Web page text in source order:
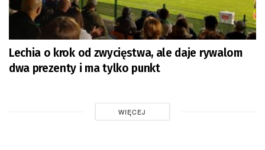
Lechia o krok od zwycięstwa, ale daje rywalom
dwa prezenty i ma tylko punkt
WIĘCEJ